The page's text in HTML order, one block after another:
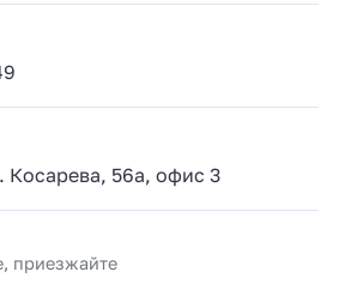
Косарева, 56а, офис 3
приезжайте